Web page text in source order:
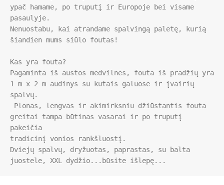
ypač hamame, po truputį ir Europoje bei visame
pasaulyje.
Nenuostabu, kai atrandame spalvingą paletę, kurią
šiandien mums siūlo foutas!
Kas yra fouta?
Pagaminta iš austos medvilnės, fouta iš pradžių yra
1 m x 2 m audinys su kutais galuose ir įvairių
spalvų.
greitai tampa būtinas vasarai ir po truputį
pakeičia
tradicinį vonios rankšluostį.
Dviejų spalvų, dryžuotas, paprastas, su balta
juostele, XXL dydžio...būsite išlepę...